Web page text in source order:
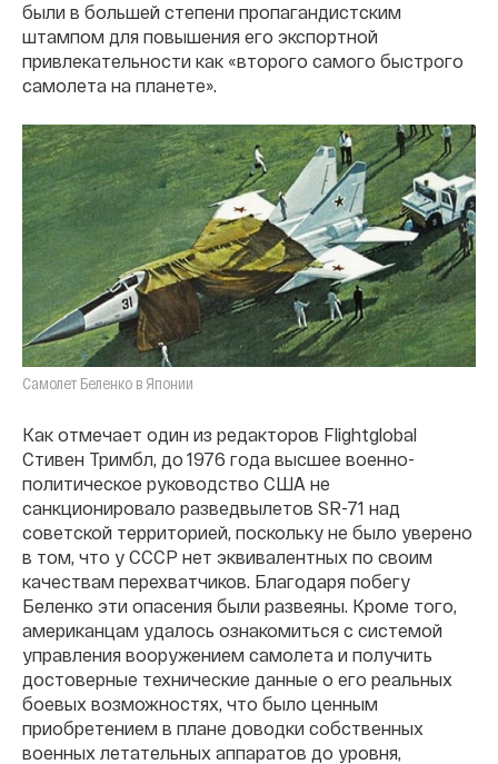
были в большей степени пропагандистским
штампом для повышения его экспортной
привлекательности как «второго самого быстрого
самолета на планете».
Самолет Беленко в Японии
Как отмечает один из редакторов Flightglobal
Стивен Тримбл, до 1976 года высшее военно-
политическое руководство США не
санкционировало разведвылетов SR-71 над
советской территорией, поскольку не было уверено
в том, что у СССР нет эквивалентных по своим
качествам перехватчиков. Благодаря побегу
Беленко эти опасения были развеяны. Кроме того,
американцам удалось ознакомиться с системой
управления вооружением самолета и получить
достоверные технические данные о его реальных
боевых возможностях, что было ценным
приобретением в плане доводки собственных
военных летательных аппаратов до уровня,